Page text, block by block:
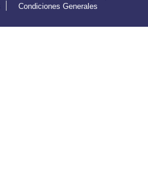
Condiciones Generales